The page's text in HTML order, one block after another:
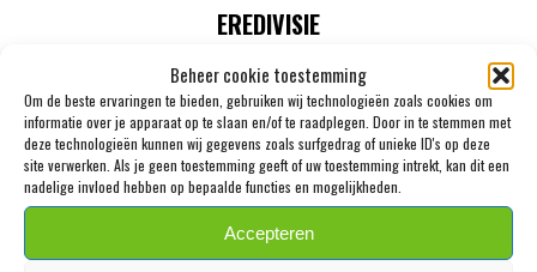
Beheer cookie toestemming
Om de beste ervaringen te bieden, gebruiken wij technologieën zoals cookies om
informatie over je apparaat op te slaan en/of te raadplegen. Door in te stemmen met
deze technologieën kunnen wij gegevens zoals surfgedrag of unieke ID's op deze
site verwerken. Als je geen toestemming geeft of uw toestemming intrekt, kan dit een
nadelige invloed hebben op bepaalde functies en mogelijkheden.
Accepteren
EREDIVISIE
WOUTER GOES ZET KRABBEL ONDER NIEUW
CONTRACT BIJ AZ
SPENZ
7 AUGUSTUS 2026
‘PSV MELDT ZICH IN ALKMAAR VOOR 24-
JARIGE TROY PARROTT’